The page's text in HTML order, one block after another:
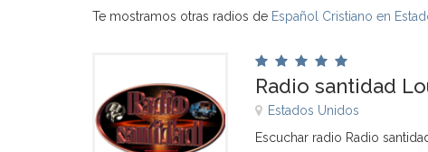
Te mostramos otras radios de Español Cristiano en
Radio santidad
Estados Unidos
Escuchar radio Radio